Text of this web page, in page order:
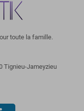
toute la famille.
Tignieu-Jameyzieu